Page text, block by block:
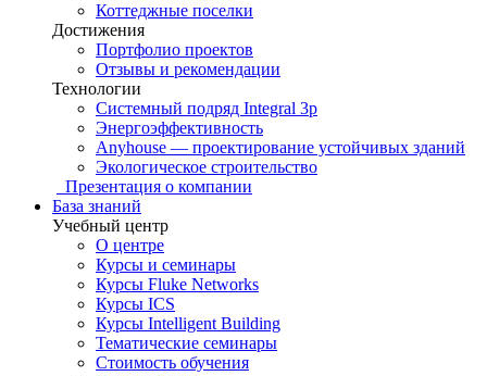
Коттеджные поселки
Достижения
Портфолио проектов
Отзывы и рекомендации
Технологии
Системный подряд Integral 3p
Энергоэффективность
Anyhouse — проектирование устойчивых зданий
Экологическое строительство
Презентация о компании
База знаний
Учебный центр
О центре
Курсы и семинары
Курсы Fluke Networks
Курсы ICS
Курсы Intelligent Building
Тематические семинары
Стоимость обучения